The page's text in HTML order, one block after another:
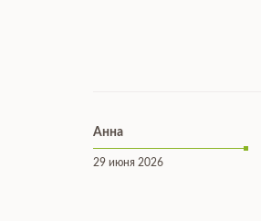
Анна
29 июня 2026